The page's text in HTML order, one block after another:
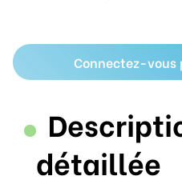
Connectez-vous
détaillée